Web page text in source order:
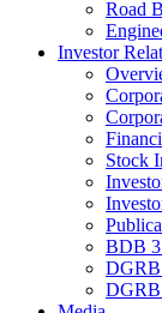
Road
Investor
Stock
BDB
DGRB